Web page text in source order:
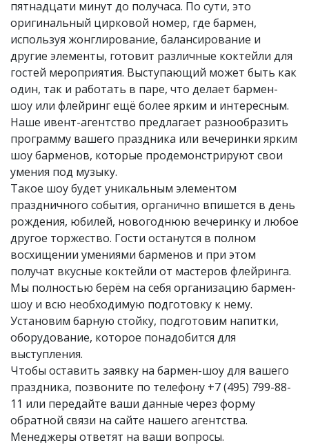
пятнадцати минут до получаса. По сути, это
оригинальный цирковой номер, где бармен,
используя жонглирование, балансирование и
другие элементы, готовит различные коктейли для
гостей мероприятия. Выступающий может быть как
один, так и работать в паре, что делает бармен-
шоу или флейринг ещё более ярким и интересным.
Наше ивент-агентство предлагает разнообразить
программу вашего праздника или вечеринки ярким
шоу барменов, которые продемонстрируют свои
умения под музыку.
Такое шоу будет уникальным элементом
праздничного события, органично впишется в день
рождения, юбилей, новогоднюю вечеринку и любое
другое торжество. Гости останутся в полном
восхищении умениями барменов и при этом
получат вкусные коктейли от мастеров флейринга.
Мы полностью берём на себя организацию бармен-
шоу и всю необходимую подготовку к нему.
Установим барную стойку, подготовим напитки,
оборудование, которое понадобится для
выступления.
Чтобы оставить заявку на бармен-шоу для вашего
праздника, позвоните по телефону +7 (495) 799-88-
11 или передайте ваши данные через форму
обратной связи на сайте нашего агентства.
Менеджеры ответят на ваши вопросы.